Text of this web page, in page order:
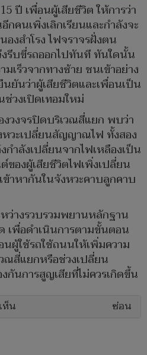
ปี เพื่อนผู้เสียชีวิต ให้การว่า
คนเพิ่งเลิกเรียนและกำลังจะ
งสำโรง ไฟจราจรฝั่งตน
รีบขี่รถออกไปทันที ทันใดนั้น
เร็วจากทางซ้าย ชนเข้าอย่าง
ยันว่าผู้เสียชีวิตและเพื่อนเป็น
วงเปิดเทอมใหม่
วงจรปิดบริเวณสี่แยก พบว่า
หวะเปลี่ยนสัญญาณไฟ ทั้งสอง
งกำลังเปลี่ยนจากไฟเหลืองเป็น
องผู้เสียชีวิตไฟเพิ่งเปลี่ยน
ข้าหากันในจังหวะคาบลูกคาบ
ว่างรวบรวมพยานหลักฐาน
เพื่อดำเนินการตามขั้นตอน
ผู้ใช้รถใช้ถนนให้เพิ่มความ
ณสี่แยกหรือช่วงเปลี่ยน
นการสูญเสียที่ไม่ควรเกิดขึ้น
ห็น ซ่อน